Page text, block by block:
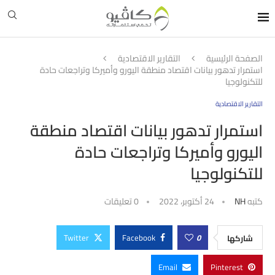
الصفحة الرئيسية التقارير الاقتصادية
استمرار تدهور بيانات اقتصاد منطقة اليورو وأميركا وتراجعات حادة
للتكنولوجيا
التقارير الاقتصادية
استمرار تدهور بيانات اقتصاد منطقة
اليورو وأميركا وتراجعات حادة
للتكنولوجيا
كتبهNH 24 أكتوبر، 2022 0 تعليقات
شاركها 0
Facebook
Twitter
Pinterest
Email